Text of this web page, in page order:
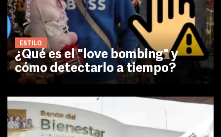
ESTILO
¿Qué es el "love bombing" y
cómo detectarlo a tiempo?